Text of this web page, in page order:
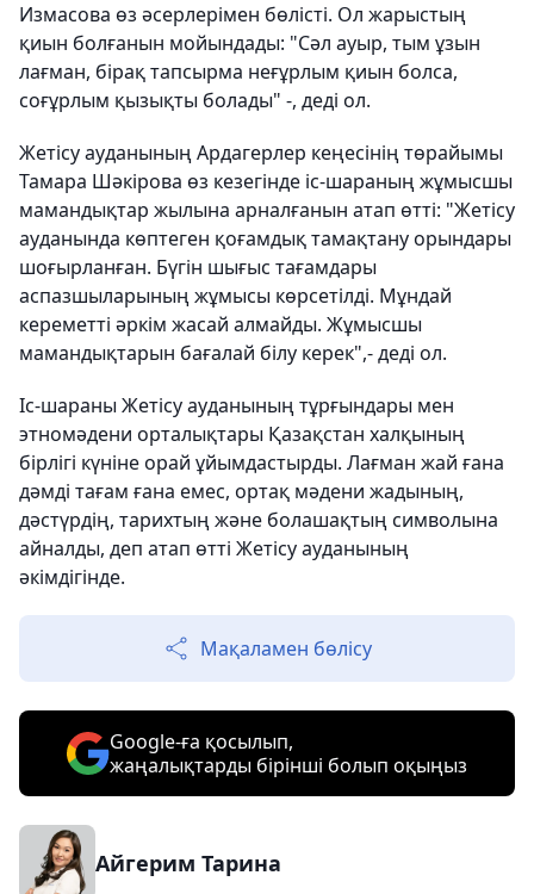
Измасова өз әсерлерімен бөлісті. Ол жарыстың
қиын болғанын мойындады: "Сәл ауыр, тым ұзын
лағман, бірақ тапсырма неғұрлым қиын болса,
соғұрлым қызықты болады" -, деді ол.
Жетісу ауданының Ардагерлер кеңесінің төрайымы
Тамара Шәкірова өз кезегінде іс-шараның жұмысшы
мамандықтар жылына арналғанын атап өтті: "Жетісу
ауданында көптеген қоғамдық тамақтану орындары
шоғырланған. Бүгін шығыс тағамдары
аспазшыларының жұмысы көрсетілді. Мұндай
кереметті әркім жасай алмайды. Жұмысшы
мамандықтарын бағалай білу керек",- деді ол.
Іс-шараны Жетісу ауданының тұрғындары мен
этномәдени орталықтары Қазақстан халқының
бірлігі күніне орай ұйымдастырды. Лағман жай ғана
дәмді тағам ғана емес, ортақ мәдени жадының,
дәстүрдің, тарихтың және болашақтың символына
айналды, деп атап өтті Жетісу ауданының
әкімдігінде.
Мақаламен бөлісу
Google-ға қосылып,
жаңалықтарды бірінші болып оқыңыз
Айгерим Тарина